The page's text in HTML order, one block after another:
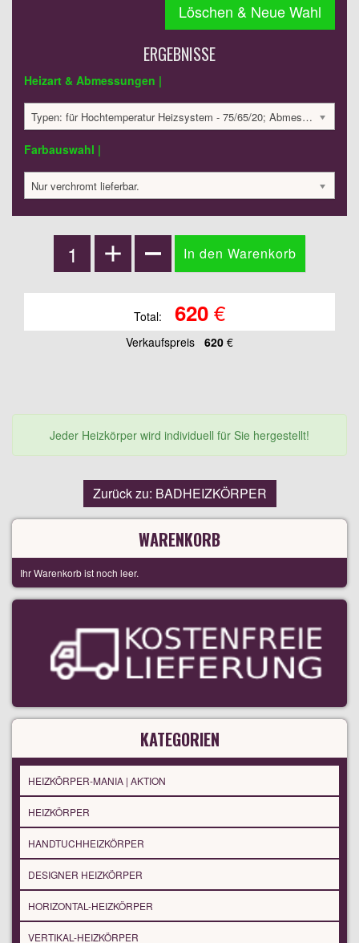
Löschen & Neue Wahl
ERGEBNISSE
Heizart & Abmessungen |
Typen: für Hochtemperatur Heizsystem - 75/65/20; Abmessungen: 818x430x30 mm; 221 Watt:; 619.79 €
Farbauswahl |
Nur verchromt lieferbar.
Total: 620€
Verkaufspreis 620 €
Jeder Heizkörper wird individuell für Sie hergestellt!
Zurück zu: BADHEIZKÖRPER
WARENKORB
Ihr Warenkorb ist noch leer.
KATEGORIEN
HEIZKÖRPER-MANIA | AKTION
HEIZKÖRPER
HANDTUCHHEIZKÖRPER
DESIGNER HEIZKÖRPER
HORIZONTAL-HEIZKÖRPER
VERTIKAL-HEIZKÖRPER